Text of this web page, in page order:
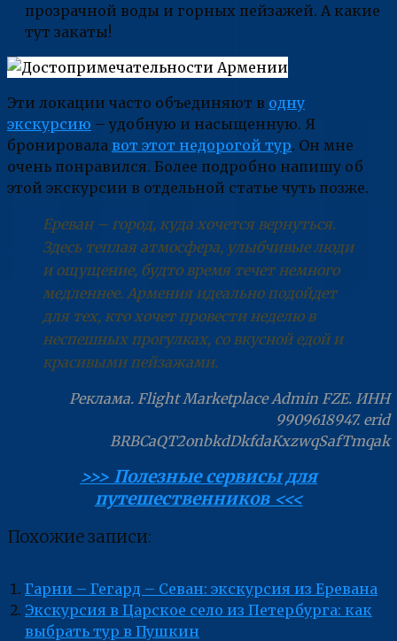
прозрачной воды и горных пейзажей. А какие
тут закаты!
Эти локации часто объединяют в одну
экскурсию – удобную и насыщенную. Я
бронировала вот этот недорогой тур. Он мне
очень понравился. Более подробно напишу об
этой экскурсии в отдельной статье чуть позже.
Ереван – город, куда хочется вернуться.
Здесь теплая атмосфера, улыбчивые люди
и ощущение, будто время течет немного
медленнее. Армения идеально подойдет
для тех, кто хочет провести неделю в
неспешных прогулках, со вкусной едой и
красивыми пейзажами.
Реклама. Flight Marketplace Admin FZE. ИНН
9909618947. erid
BRBCaQT2onbkdDkfdaKxzwqSafTmqak
>>> Полезные сервисы для
путешественников <<<
Похожие записи:
Гарни – Гегард – Севан: экскурсия из Еревана
Экскурсия в Царское село из Петербурга: как
выбрать тур в Пушкин